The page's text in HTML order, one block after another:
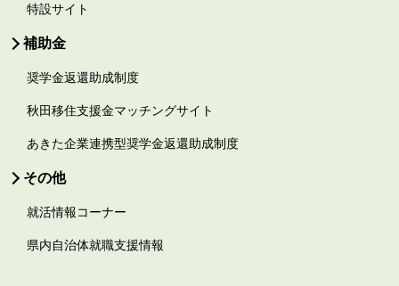
特設サイト
補助金
奨学金返還助成制度
秋田移住支援金マッチングサイト
あきた企業連携型奨学金返還助成制度
その他
就活情報コーナー
県内自治体就職支援情報